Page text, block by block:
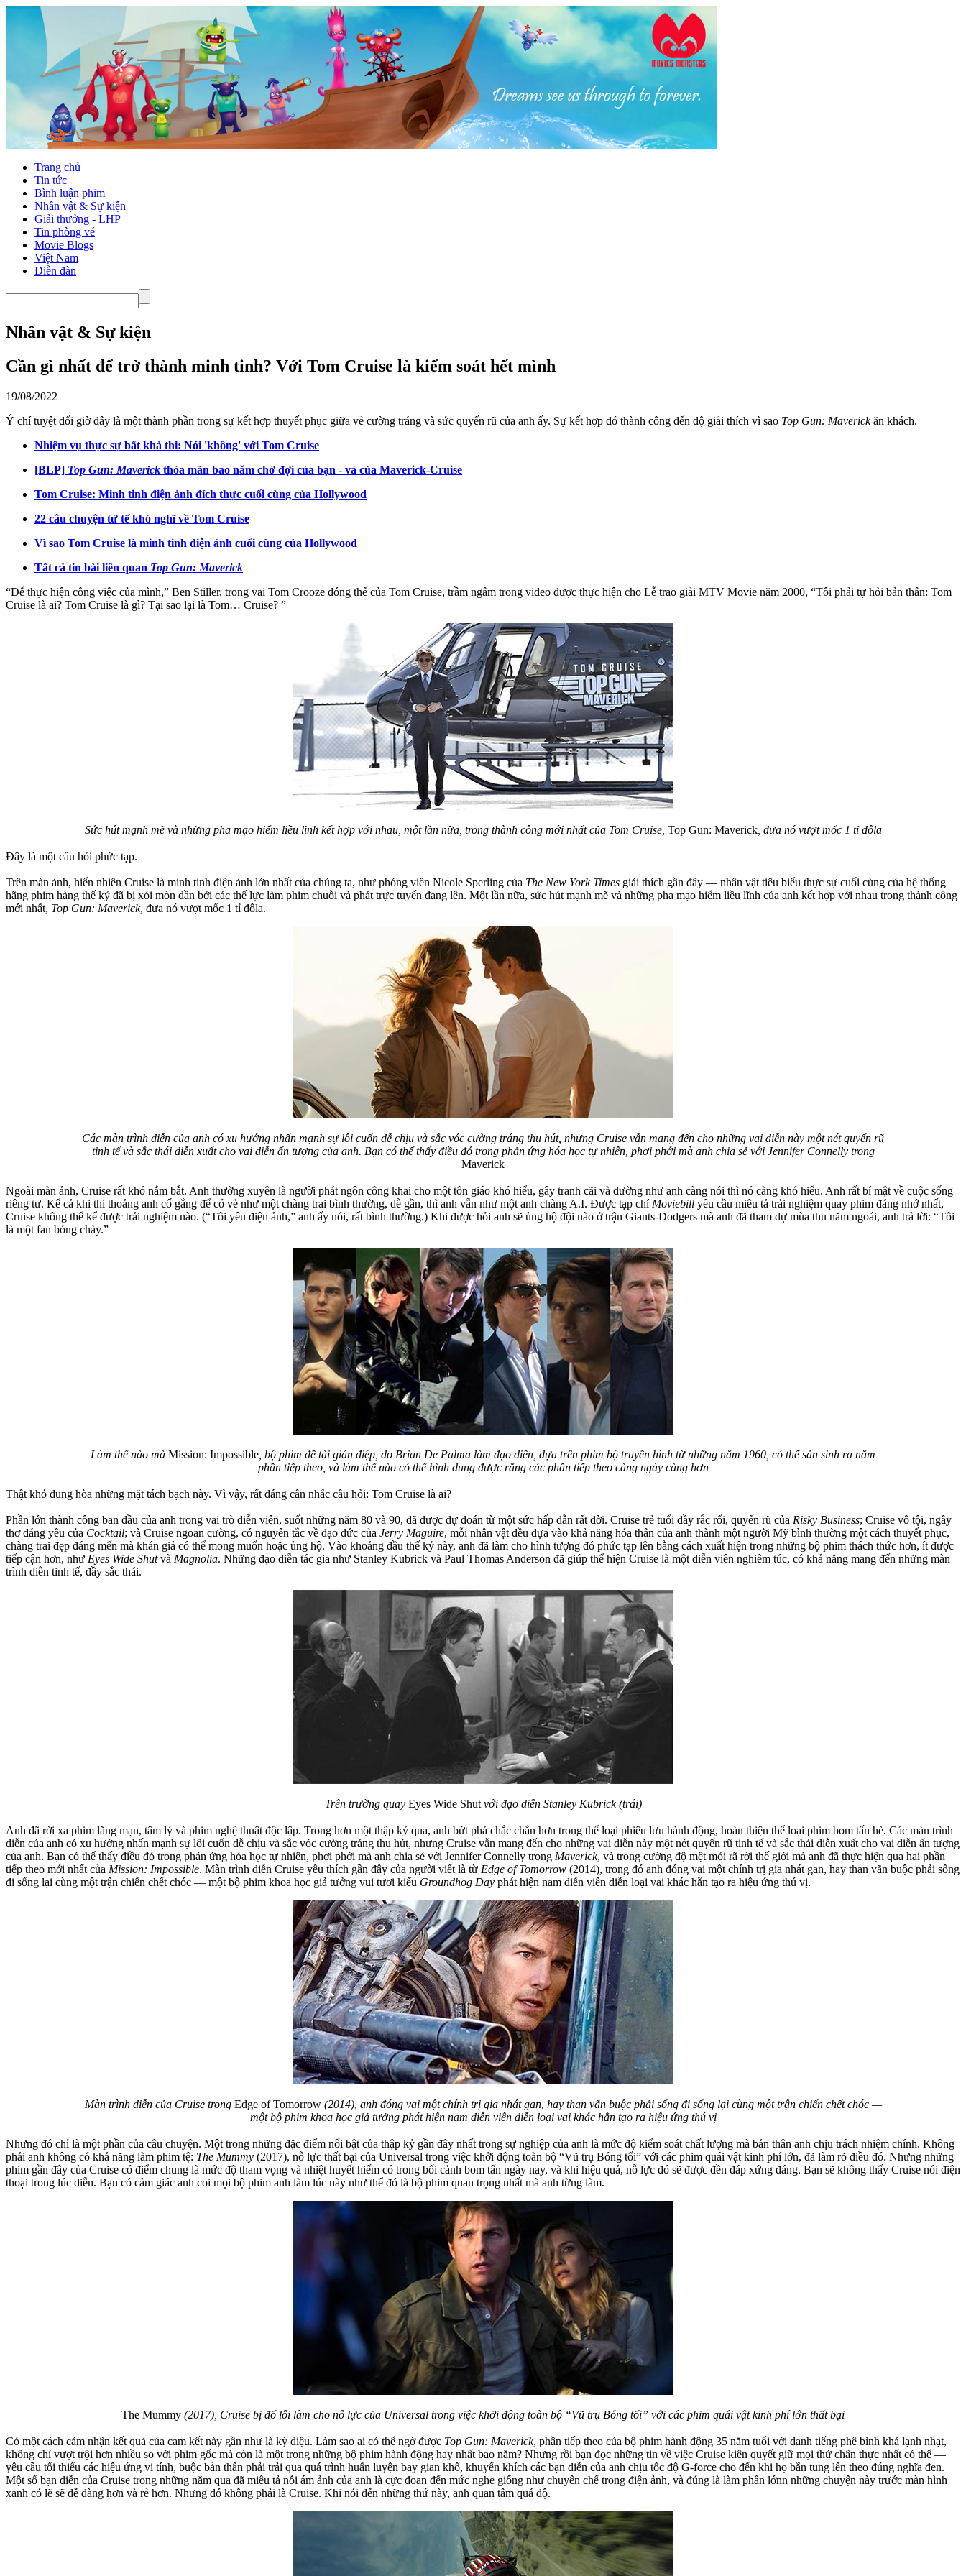
Trang chủ
Tin tức
Bình luận phim
Nhân vật & Sự kiện
Giải thưởng - LHP
Tin phòng vé
Movie Blogs
Việt Nam
Diễn đàn
Nhân vật & Sự kiện
Cần gì nhất để trở thành minh tinh? Với Tom Cruise là kiểm soát hết mình
19/08/2022
Ý chí tuyệt đối giờ đây là một thành phần trong sự kết hợp thuyết phục giữa vẻ cường tráng và sức quyến rũ của anh ấy. Sự kết hợp đó thành công đến độ giải thích vì sao Top Gun: Maverickăn khách.
Nhiệm vụ thực sự bất khả thi: Nói 'không' với Tom Cruise
[BLP] Top Gun: Maverick thỏa mãn bao năm chờ đợi của bạn - và của Maverick-Cruise
Tom Cruise: Minh tinh điện ảnh đích thực cuối cùng của Hollywood
22 câu chuyện tử tế khó nghĩ về Tom Cruise
Vì sao Tom Cruise là minh tinh điện ảnh cuối cùng của Hollywood
Tất cả tin bài liên quan Top Gun: Maverick
“Để thực hiện công việc của mình,” Ben Stiller, trong vai Tom Crooze đóng thế của Tom Cruise, trầm ngâm trong video được thực hiện cho Lễ trao giải MTV Movie năm 2000, “Tôi phải tự hỏi bản thân: Tom
Cruise là ai? Tom Cruise là gì? Tại sao lại là Tom… Cruise? ”
Sức hút mạnh mẽ và những pha mạo hiểm liều lĩnh kết hợp với nhau, một lần nữa, trong thành công mới nhất của Tom Cruise, Top Gun: Maverick, đưa nó vượt mốc 1 tỉ đôla
Đây là một câu hỏi phức tạp.
Trên màn ảnh, hiển nhiên Cruise là minh tinh điện ảnh lớn nhất của chúng ta, như phóng viên Nicole Sperling của The New York Times giải thích gần đây — nhân vật tiêu biểu thực sự cuối cùng của hệ thống
hãng phim hàng thế kỷ đã bị xói mòn dần bởi các thế lực làm phim chuỗi và phát trực tuyến đang lên. Một lần nữa, sức hút mạnh mẽ và những pha mạo hiểm liều lĩnh của anh kết hợp với nhau trong thành công
mới nhất, Top Gun: Maverick, đưa nó vượt mốc 1 tỉ đôla.
Các màn trình diễn của anh có xu hướng nhấn mạnh sự lôi cuốn dễ chịu và sắc vóc cường tráng thu hút, nhưng Cruise vẫn mang đến cho những vai diễn này một nét quyến rũ
tinh tế và sắc thái diễn xuất cho vai diễn ấn tượng của anh. Bạn có thể thấy điều đó trong phản ứng hóa học tự nhiên, phơi phới mà anh chia sẻ với Jennifer Connelly trong
Maverick
Ngoài màn ảnh, Cruise rất khó nắm bắt. Anh thường xuyên là người phát ngôn công khai cho một tôn giáo khó hiểu, gây tranh cãi và dường như anh càng nói thì nó càng khó hiểu. Anh rất bí mật về cuộc sống
riêng tư. Kể cả khi thi thoảng anh cố gắng để có vẻ như một chàng trai bình thường, dễ gần, thì anh vẫn như một anh chàng A.I. Được tạp chí Moviebill yêu cầu miêu tả trải nghiệm quay phim đáng nhớ nhất,
Cruise không thể kể được trải nghiệm nào. (“Tôi yêu điện ảnh,” anh ấy nói, rất bình thường.) Khi được hỏi anh sẽ ủng hộ đội nào ở trận Giants-Dodgers mà anh đã tham dự mùa thu năm ngoái, anh trả lời: “Tôi
là một fan bóng chày.”
Làm thế nào mà Mission: Impossible , bộ phim đề tài gián điệp, do Brian De Palma làm đạo diễn, dựa trên phim bộ truyền hình từ những năm 1960, có thể sản sinh ra năm
phần tiếp theo, và làm thế nào có thể hình dung được rằng các phần tiếp theo càng ngày càng hơn
Thật khó dung hòa những mặt tách bạch này. Vì vậy, rất đáng cân nhắc câu hỏi: Tom Cruise là ai?
Phần lớn thành công ban đầu của anh trong vai trò diễn viên, suốt những năm 80 và 90, đã được dự đoán từ một sức hấp dẫn rất đời. Cruise trẻ tuổi đầy rắc rối, quyến rũ của Risky Business; Cruise vô tội, ngây
thơ đáng yêu của Cocktail; và Cruise ngoan cường, có nguyên tắc về đạo đức của Jerry Maguire, mỗi nhân vật đều dựa vào khả năng hóa thân của anh thành một người Mỹ bình thường một cách thuyết phục,
chàng trai đẹp đáng mến mà khán giả có thể mong muốn hoặc ủng hộ. Vào khoảng đầu thế kỷ này, anh đã làm cho hình tượng đó phức tạp lên bằng cách xuất hiện trong những bộ phim thách thức hơn, ít được
tiếp cận hơn, như Eyes Wide Shutvà Magnolia. Những đạo diễn tác gia như Stanley Kubrick và Paul Thomas Anderson đã giúp thể hiện Cruise là một diễn viên nghiêm túc, có khả năng mang đến những màn
trình diễn tinh tế, đầy sắc thái.
Trên trường quayEyes Wide Shut với đạo diễn Stanley Kubrick (trái)
Anh đã rời xa phim lãng mạn, tâm lý và phim nghệ thuật độc lập. Trong hơn một thập kỷ qua, anh bứt phá chắc chắn hơn trong thể loại phiêu lưu hành động, hoàn thiện thể loại phim bom tấn hè. Các màn trình
diễn của anh có xu hướng nhấn mạnh sự lôi cuốn dễ chịu và sắc vóc cường tráng thu hút, nhưng Cruise vẫn mang đến cho những vai diễn này một nét quyến rũ tinh tế và sắc thái diễn xuất cho vai diễn ấn tượng
của anh. Bạn có thể thấy điều đó trong phản ứng hóa học tự nhiên, phơi phới mà anh chia sẻ với Jennifer Connelly trong Maverick, và trong cường độ mệt mỏi rã rời thế giới mà anh đã thực hiện qua hai phần
tiếp theo mới nhất của Mission: Impossible. Màn trình diễn Cruise yêu thích gần đây của người viết là từ Edge of Tomorrow (2014), trong đó anh đóng vai một chính trị gia nhát gan, hay than vãn buộc phải sống
đi sống lại cùng một trận chiến chết chóc — một bộ phim khoa học giả tưởng vui tươi kiểu Groundhog Day phát hiện nam diễn viên diễn loại vai khác hẳn tạo ra hiệu ứng thú vị.
Màn trình diễn của Cruise trongEdge of Tomorrow (2014), anh đóng vai một chính trị gia nhát gan, hay than vãn buộc phải sống đi sống lại cùng một trận chiến chết chóc —
một bộ phim khoa học giả tưởng phát hiện nam diễn viên diễn loại vai khác hẳn tạo ra hiệu ứng thú vị
Nhưng đó chỉ là một phần của câu chuyện. Một trong những đặc điểm nổi bật của thập kỷ gần đây nhất trong sự nghiệp của anh là mức độ kiểm soát chất lượng mà bản thân anh chịu trách nhiệm chính. Không
phải anh không có khả năng làm phim tệ: The Mummy (2017), nỗ lực thất bại của Universal trong việc khởi động toàn bộ “Vũ trụ Bóng tối” với các phim quái vật kinh phí lớn, đã làm rõ điều đó. Nhưng những
phim gần đây của Cruise có điểm chung là mức độ tham vọng và nhiệt huyết hiếm có trong bối cảnh bom tấn ngày nay, và khi hiệu quả, nỗ lực đó sẽ được đền đáp xứng đáng. Bạn sẽ không thấy Cruise nói điện
thoại trong lúc diễn. Bạn có cảm giác anh coi mọi bộ phim anh làm lúc này như thể đó là bộ phim quan trọng nhất mà anh từng làm.
The Mummy (2017), Cruise bị đổ lỗi làm cho nỗ lực của Universal trong việc khởi động toàn bộ “Vũ trụ Bóng tối” với các phim quái vật kinh phí lớn thất bại
Có một cách cảm nhận kết quả của cam kết này gần như là kỳ diệu. Làm sao ai có thể ngờ được Top Gun: Maverick, phần tiếp theo của bộ phim hành động 35 năm tuổi với danh tiếng phê bình khá lạnh nhạt,
không chỉ vượt trội hơn nhiều so với phim gốc mà còn là một trong những bộ phim hành động hay nhất bao năm? Nhưng rồi bạn đọc những tin về việc Cruise kiên quyết giữ mọi thứ chân thực nhất có thể —
yêu cầu tối thiểu các hiệu ứng vi tính, buộc bản thân phải trải qua quá trình huấn luyện bay gian khổ, khuyến khích các bạn diễn của anh chịu tốc độ G-force cho đến khi họ bắn tung lên theo đúng nghĩa đen.
Một số bạn diễn của Cruise trong những năm qua đã miêu tả nỗi ám ảnh của anh là cực đoan đến mức nghe giống như chuyên chế trong điện ảnh, và đúng là làm phần lớnn những chuyện này trước màn hình
xanh có lẽ sẽ dễ dàng hơn và rẻ hơn. Nhưng đó không phải là Cruise. Khi nói đến những thứ này, anh quan tâm quá độ.